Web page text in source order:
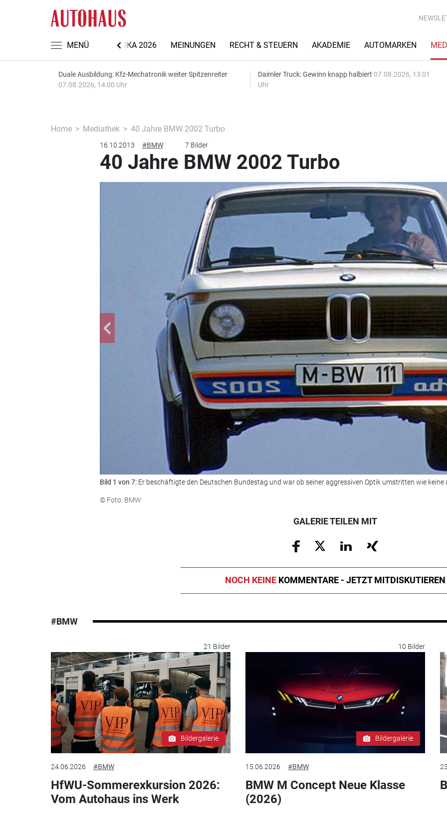
MENÜ
NACHRICHTEN AUTOMECHANIKA 2026 MEINUNGEN RECHT & STEUERN AKADEMIE AUTOMARKEN
Duale Ausbildung: Kfz-Mechatronik weiter Spitzenreiter
07.08.2026, 14:00 Uhr
Daimler Truck: Gewinn knapp halbiert 07.08.2026, 13:01
Uhr
Home Mediathek 40 Jahre BMW 2002 Turbo
16.10.2013 #BMW 7 Bilder
40 Jahre BMW 2002 Turbo
Bild 1 von 7: Er beschäftigte den Deutschen Bundestag und war ob seiner aggressiven Optik umstritten wie keine
© Foto: BMW
GALERIE TEILEN MIT
NOCH KEINE KOMMENTARE - JETZT MITDISKUTIEREN
#BMW
21 Bilder
Bildergalerie
24.06.2026 #BMW
HfWU-Sommerexkursion 2026:
Vom Autohaus ins Werk
10 Bilder
Bildergalerie
15.06.2026 #BMW
BMW M Concept Neue Klasse
(2026)